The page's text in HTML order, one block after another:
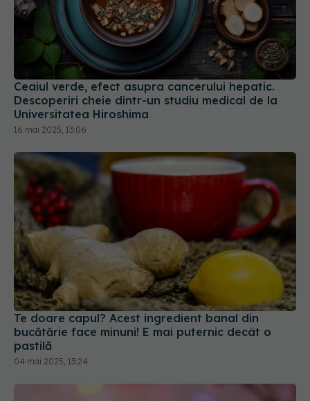
Ceaiul verde, efect asupra cancerului hepatic.
Descoperiri cheie dintr-un studiu medical de la
Universitatea Hiroshima
16 mai 2025, 13:06
Te doare capul? Acest ingredient banal din
bucătărie face minuni! E mai puternic decât o
pastilă
04 mai 2025, 13:24